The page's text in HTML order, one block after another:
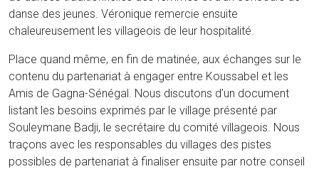
danse des jeunes. Véronique remercie ensuite
chaleureusement les villageois de leur hospitalité.
Place quand même, en fin de matinée, aux échanges sur le
contenu du partenariat à engager entre Koussabel et les
Amis de Gagna-Sénégal. Nous discutons d’un document
listant les besoins exprimés par le village présenté par
Souleymane Badji, le secrétaire du comité villageois. Nous
traçons avec les responsables du villages des pistes
possibles de partenariat à finaliser ensuite par notre conseil